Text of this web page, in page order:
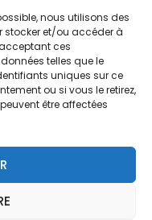
nous utilisons des
stocker et/ou accéder à
ces
telles que le
uniques sur ce
ou si vous le retirez,
être affectées
de confidentialité
créativité
de :